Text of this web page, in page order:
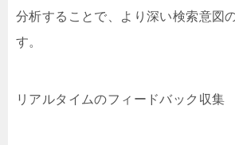
分析することで、より深い検索意図
す。
リアルタイムのフィードバック収集